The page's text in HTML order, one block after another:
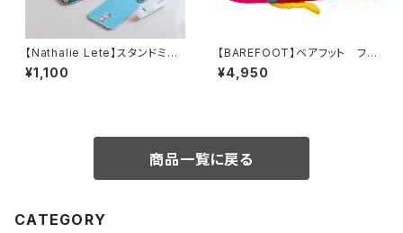
【Nathalie Lete】スタンドミラ
ーL
¥1,100
【BAREFOOT】ベアフット フィ
ッシュポーチM
¥4,950
商品一覧に戻る
CATEGORY